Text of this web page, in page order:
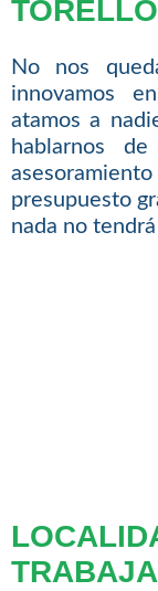
No nos
innovamos
atamos a
hablarnos
presupuesto
nada no